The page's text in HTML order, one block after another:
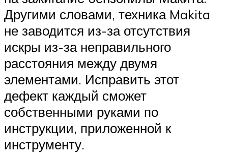
Другими словами, техника Makita
не заводится из-за отсутствия
искры из-за неправильного
расстояния между двумя
элементами. Исправить этот
дефект каждый сможет
собственными руками по
инструкции, приложенной к
инструменту.